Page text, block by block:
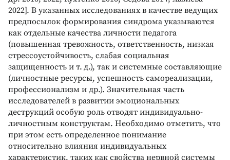
2022]. В указанных исследованиях в качестве ведущих
предпосылок формирования синдрома указываются
как отдельные качества личности педагога
(повышенная тревожность, ответственность, низкая
стрессоустойчивость, слабая социальная
защищенность и т. д.), так и системные составляющие
(личностные ресурсы, успешность самореализации,
профессионализм и др.). Значительная часть
исследователей в развитии эмоциональных
деструкций особую роль отводят индивидуально-
личностным конструктам. Необходимо отметить, что
при этом есть определенное понимание
относительно влияния индивидуальных
характеристик, таких как свойства нервной системы